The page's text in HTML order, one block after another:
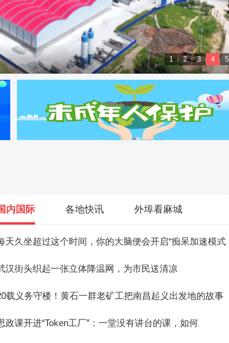
舞台 1 2 3 4 5
内国际 各地快讯 外埠看麻城
天久坐超过这个时间，你的大脑便会开启“痴呆加速模式
汉街头织起一张立体降温网，为市民送清凉
载义务守楼！黄石一群老矿工把南昌起义出发地的故事
政课开进“Token工厂”：一堂没有讲台的课，如何